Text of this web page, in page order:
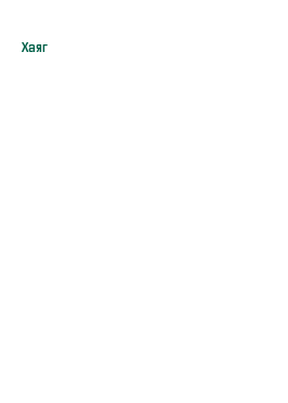
Хаяг